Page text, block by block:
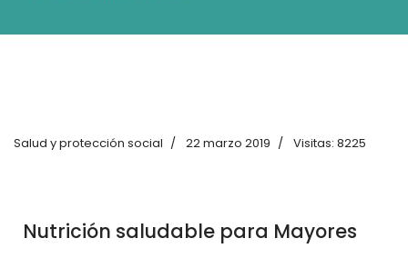
Salud y protección social 22 marzo 2019 Visitas: 8225
Nutrición saludable para Mayores